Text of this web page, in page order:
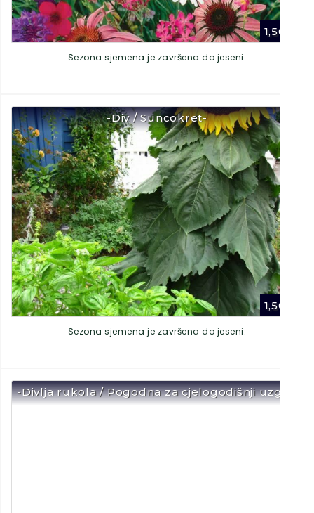
1,50
Sezona sjemena je završena do jeseni.
-Div / Suncokret-
1,50
Sezona sjemena je završena do jeseni.
-Divlja rukola / Pogodna za cjelogodišnji uzgoj-